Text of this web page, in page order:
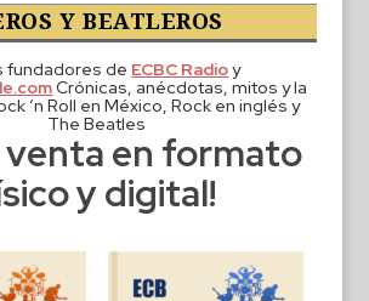
Y BEATLEROS
fundadores de ECBC Radioy
Crónicas, anécdotas, mitos y la
‘n Roll en México, Rock en inglés y
The Beatles
venta en formato
y digital!